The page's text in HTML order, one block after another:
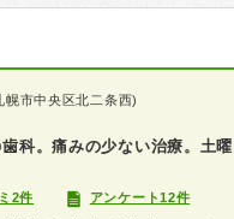
幌市中央区北二条西)
科。痛みの少ない治療。土曜
2件 アンケート12件